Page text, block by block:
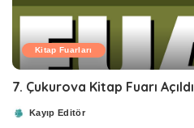
Kitap Fuarları
7. Çukurova Kitap Fuarı Açıldı
PostedKayıp Editör